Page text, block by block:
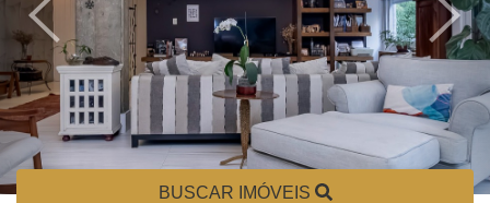
BUSCAR IMÓVEIS